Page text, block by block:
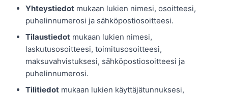
Yhteystiedot mukaan lukien nimesi, osoitteesi,
puhelinnumerosi ja sähköpostiosoitteesi.
Tilaustiedot mukaan lukien nimesi,
laskutusosoitteesi, toimitusosoitteesi,
maksuvahvistuksesi, sähköpostiosoitteesi ja
puhelinnumerosi.
Tilitiedot mukaan lukien käyttäjätunnuksesi,